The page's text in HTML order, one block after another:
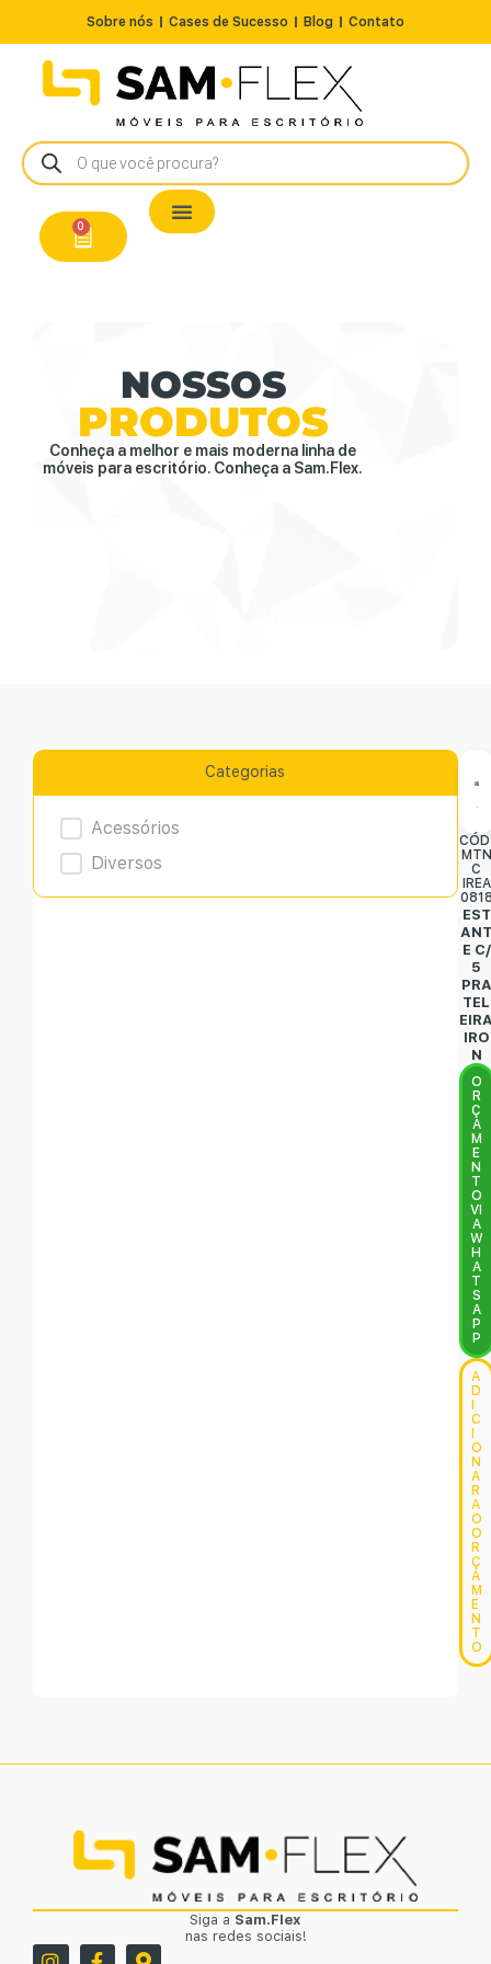
Sobre nós Cases de Sucesso Blog Contato
0
NOSSOS
PRODUTOS
Conheça a melhor e mais moderna linha de
móveis para escritório. Conheça a Sam.Flex.
Categorias
Product Archive
Acessórios
Diversos
MTN
C
IREA
EST
E C/
5
PRA
TEL
IRO
N
O
R
Ç
A
M
E
N
T
O
VI
A
W
H
A
T
S
A
P
P
A
D
C
O
N
A
R
A
O
O
R
Ç
A
M
E
N
T
O
Siga a Sam.Flex
nas redes sociais!